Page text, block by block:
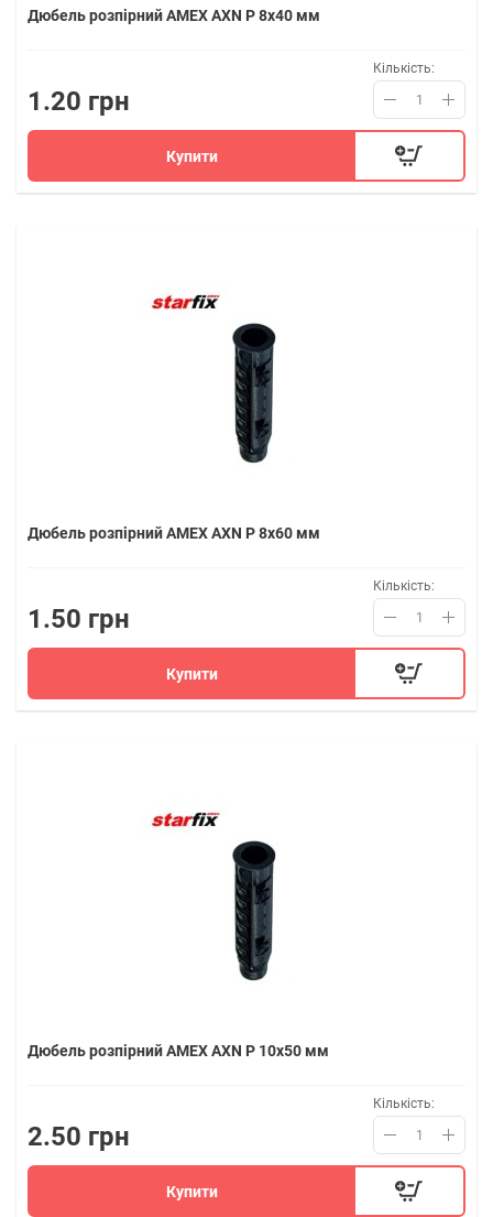
Дюбель розпірний AMEX AXN P 8x40 мм
1.20 грн
Кількість:
Купити
Дюбель розпірний AMEX AXN P 8x60 мм
1.50 грн
Кількість:
Купити
Дюбель розпірний AMEX AXN P 10x50 мм
2.50 грн
Кількість:
Купити